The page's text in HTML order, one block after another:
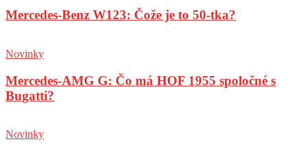
Mercedes-Benz W123: Čože je to 50-tka?
Novinky
Mercedes-AMG G: Čo má HOF 1955 spoločné s
Bugatti?
Novinky